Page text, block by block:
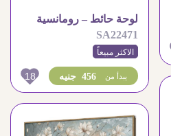
لوحة حائط – رومانسية
SA22471
الاكثر مبيعاً
456 جنيه يبدأ من 18